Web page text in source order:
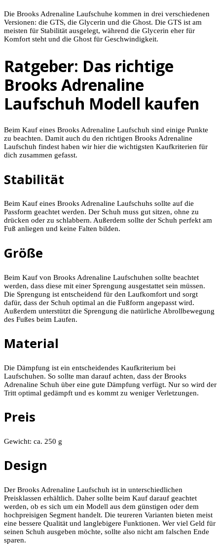
Die Brooks Adrenaline Laufschuhe kommen in drei verschiedenen
Versionen: die GTS, die Glycerin und die Ghost. Die GTS ist am
meisten für Stabilität ausgelegt, während die Glycerin eher für
Komfort steht und die Ghost für Geschwindigkeit.
Ratgeber: Das richtige
Brooks Adrenaline
Laufschuh Modell kaufen
Beim Kauf eines Brooks Adrenaline Laufschuh sind einige Punkte
zu beachten. Damit auch du den richtigen Brooks Adrenaline
Laufschuh findest haben wir hier die wichtigsten Kaufkriterien für
dich zusammen gefasst.
Stabilität
Beim Kauf eines Brooks Adrenaline Laufschuhs sollte auf die
Passform geachtet werden. Der Schuh muss gut sitzen, ohne zu
drücken oder zu schlabbern. Außerdem sollte der Schuh perfekt am
Fuß anliegen und keine Falten bilden.
Größe
Beim Kauf von Brooks Adrenaline Laufschuhen sollte beachtet
werden, dass diese mit einer Sprengung ausgestattet sein müssen.
Die Sprengung ist entscheidend für den Laufkomfort und sorgt
dafür, dass der Schuh optimal an die Fußform angepasst wird.
Außerdem unterstützt die Sprengung die natürliche Abrollbewegung
des Fußes beim Laufen.
Material
Die Dämpfung ist ein entscheidendes Kaufkriterium bei
Laufschuhen. So sollte man darauf achten, dass der Brooks
Adrenaline Schuh über eine gute Dämpfung verfügt. Nur so wird der
Tritt optimal gedämpft und es kommt zu weniger Verletzungen.
Preis
Gewicht: ca. 250 g
Design
Der Brooks Adrenaline Laufschuh ist in unterschiedlichen
Preisklassen erhältlich. Daher sollte beim Kauf darauf geachtet
werden, ob es sich um ein Modell aus dem günstigen oder dem
hochpreisigen Segment handelt. Die teureren Varianten bieten meist
eine bessere Qualität und langlebigere Funktionen. Wer viel Geld für
seinen Schuh ausgeben möchte, sollte also nicht am falschen Ende
sparen.